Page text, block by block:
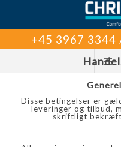
+45 3967 3344
Disse betingelser er
leveringer og tilbud,
skriftligt